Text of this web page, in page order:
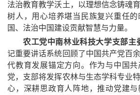
法治教育教学沃土，以理想信念铸魂
树人，用心培养堪当民族复兴重任
国、法治中国建设贡献智慧与力量。
农工党中南林业科技大学支部主
记重要讲话系统回顾了中国共产党百
代教育发展锚定方向。作为与中国
党，支部将发挥农林与生态学科专业
心，深耕思政育人阵地，推动党建